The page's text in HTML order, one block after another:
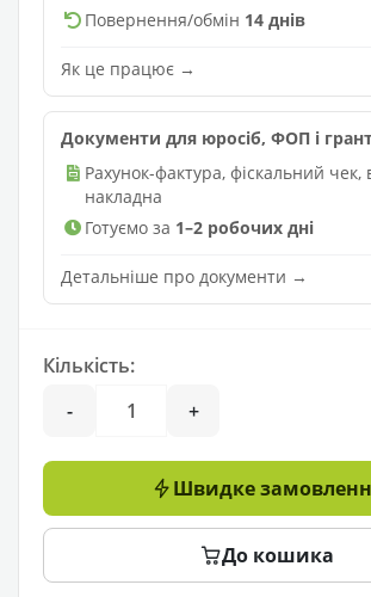
Повернення/обмін 14 днів
Як це працює →
Документи для юросіб, ФОП і
Рахунок-фактура, фіскальний чек,
накладна
Готуємо за 1–2 робочих дні
Детальніше про документи →
Кількість:
-
+
Швидке
До кошика